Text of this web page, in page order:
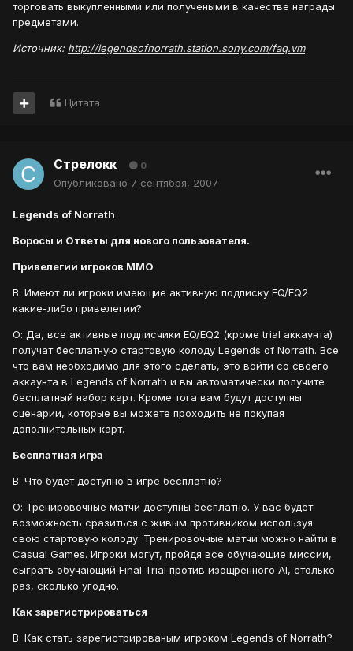
торговать выкупленными или получеными в качестве награды
предметами.
Источник: http://legendsofnorrath.station.sony.com/faq.vm
Цитата
Стрелокк 0
Опубликовано 7 сентября, 2007
Legends of Norrath
Воросы и Ответы для нового пользователя.
Привелегии игроков MMO
В: Имеют ли игроки имеющие активную подписку EQ/EQ2
какие-либо привелегии?
О: Да, все активные подписчики EQ/EQ2 (кроме trial аккаунта)
получат бесплатную стартовую колоду Legends of Norrath. Все
что вам необходимо для этого сделать, это войти со своего
аккаунта в Legends of Norrath и вы автоматически получите
бесплатный набор карт. Кроме тога вам будут доступны
сценарии, которые вы можете проходить не покупая
дополнительных карт.
Бесплатная игра
В: Что будет доступно в игре бесплатно?
О: Тренировочные матчи доступны бесплатно. У вас будет
возможность сразиться с живым противником используя
свою стартовую колоду. Тренировочные матчи можно найти в
Casual Games. Игроки могут, пройдя все обучающие миссии,
сыграть обучающий Final Trial против изощренного AI, столько
раз, сколько угодно.
Как зарегистрироваться
В: Как стать зарегистрированым игроком Legends of Norrath?